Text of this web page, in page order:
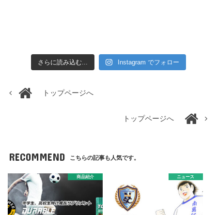
さらに読み込む... Instagram でフォロー
トップページへ
トップページへ
RECOMMEND こちらの記事も人気です。
商品紹介 ニュース